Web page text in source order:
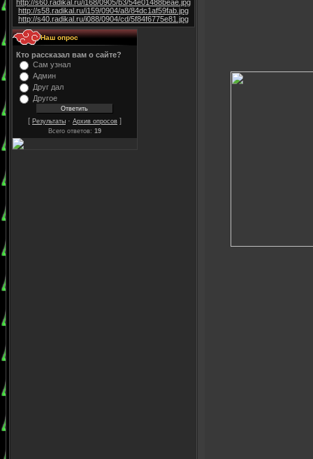
http://s60.radikal.ru/i168/0905/b3/54e01488beae.jpg
http://s58.radikal.ru/i159/0904/a8/84dc1af59fab.jpg
http://s40.radikal.ru/i088/0904/cd/5f84f6775e81.jpg
. . Наш опрос
Кто рассказал вам о сайте?
Сам узнал
Админ
Друг дал
Другое
[ Результаты · Архив опросов ]
Всего ответов: 19